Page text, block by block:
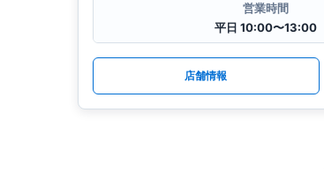
営業時間
平日 10:00〜13:00
店舗情報